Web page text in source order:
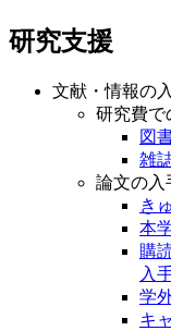
研究支援
文献・情報の
研究費で
図
雑
論文の入
き
本
購
入
学
キ